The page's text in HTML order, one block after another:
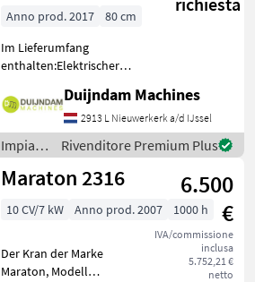
Anno prod. 2017
80 cm
Im Lieferumfang
enthalten:Elektrischer
HydraulikzylinderStützbeineMit
Endlagenerkennung über
einen SensorWeitere
Informationen oder eine
Duijndam Machines
2913 L Nieuwerkerk a/d IJssel
Impianti
di
movimentazione
trasporto
Sonstige
Rivenditore Premium Plus
Maraton 2316
6.500
€
IVA/commissione
inclusa
5.752,21 €
netto
10 CV/7 kW Anno prod. 2007 1000 h
Der Kran der Marke
Maraton, Modell